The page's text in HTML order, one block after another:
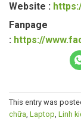
Website :
Fanpage
: https://
This entry was
chữa, Laptop, Linh